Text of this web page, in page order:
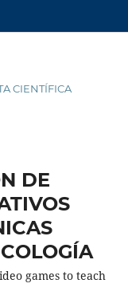
CIENTÍFICA
DE
games to teach